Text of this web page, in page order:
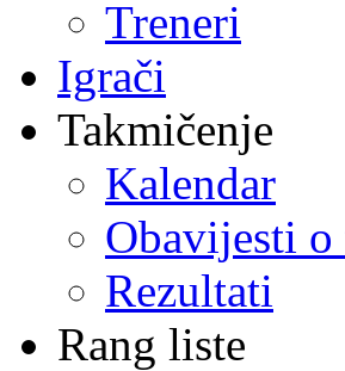
Treneri
Igrači
Takmičenje
Kalendar
Obavijesti
Rezultati
Rang liste